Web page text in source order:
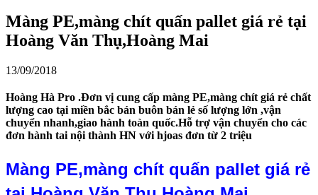
Màng PE,màng chít quấn pallet giá rẻ tại
Hoàng Văn Thụ,Hoàng Mai
13/09/2018
Hoàng Hà Pro .Đơn vị cung cấp màng PE,màng chít giá rẻ chất
lượng cao tại miền bắc bán buôn bán lẻ số lượng lớn ,vận
chuyển nhanh,giao hành toàn quốc.Hỗ trợ vận chuyển cho các
đơn hành tai nội thành HN với hjoas đơn từ 2 triệu
Màng PE,màng chít quấn pallet giá rẻ